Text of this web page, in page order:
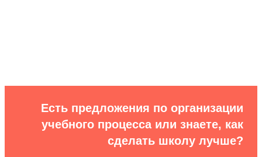
Есть предложения по организации
учебного процесса или знаете, как
сделать школу лучше?